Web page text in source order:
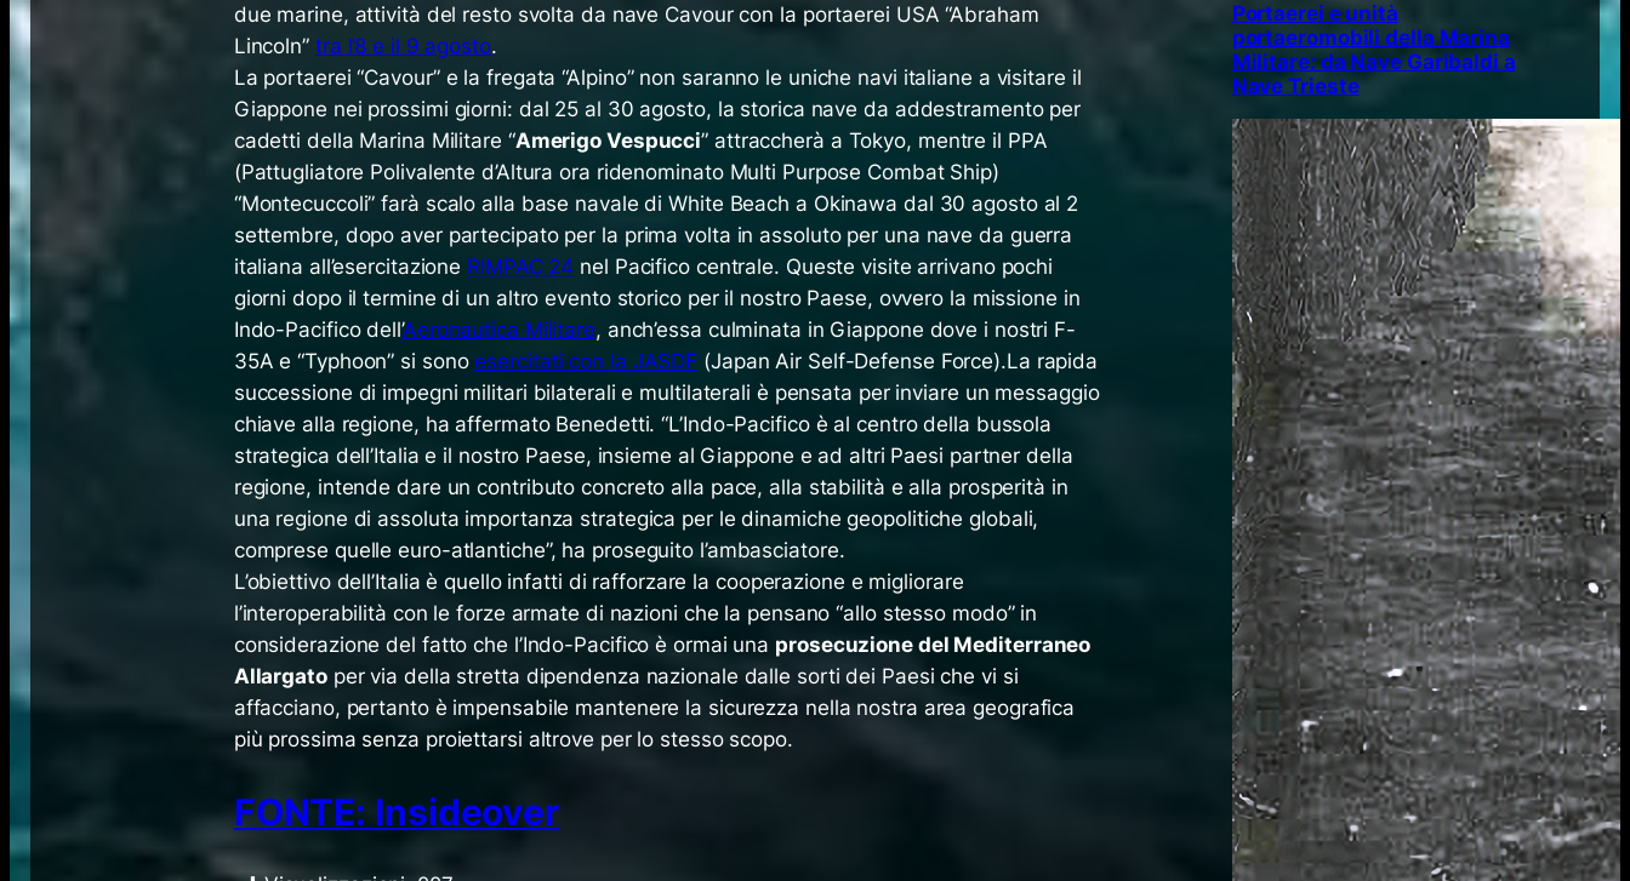
due marine, attività del resto svolta da nave Cavour con la portaerei USA “Abraham
Lincoln” tra l’8 e il 9 agosto.
La portaerei “Cavour” e la fregata “Alpino” non saranno le uniche navi italiane a visitare il
Giappone nei prossimi giorni: dal 25 al 30 agosto, la storica nave da addestramento per
cadetti della Marina Militare “Amerigo Vespucci” attraccherà a Tokyo, mentre il PPA
(Pattugliatore Polivalente d’Altura ora ridenominato Multi Purpose Combat Ship)
“Montecuccoli” farà scalo alla base navale di White Beach a Okinawa dal 30 agosto al 2
settembre, dopo aver partecipato per la prima volta in assoluto per una nave da guerra
italiana all’esercitazione RIMPAC 24 nel Pacifico centrale. Queste visite arrivano pochi
giorni dopo il termine di un altro evento storico per il nostro Paese, ovvero la missione in
Indo-Pacifico dell’Aeronautica Militare, anch’essa culminata in Giappone dove i nostri F-
35A e “Typhoon” si sono esercitati con la JASDF (Japan Air Self-Defense Force).La rapida
successione di impegni militari bilaterali e multilaterali è pensata per inviare un messaggio
chiave alla regione, ha affermato Benedetti. “L’Indo-Pacifico è al centro della bussola
strategica dell’Italia e il nostro Paese, insieme al Giappone e ad altri Paesi partner della
regione, intende dare un contributo concreto alla pace, alla stabilità e alla prosperità in
una regione di assoluta importanza strategica per le dinamiche geopolitiche globali,
comprese quelle euro-atlantiche”, ha proseguito l’ambasciatore.
L’obiettivo dell’Italia è quello infatti di rafforzare la cooperazione e migliorare
l’interoperabilità con le forze armate di nazioni che la pensano “allo stesso modo” in
considerazione del fatto che l’Indo-Pacifico è ormai una prosecuzione del Mediterraneo
Allargatoper via della stretta dipendenza nazionale dalle sorti dei Paesi che vi si
affacciano, pertanto è impensabile mantenere la sicurezza nella nostra area geografica
più prossima senza proiettarsi altrove per lo stesso scopo.
FONTE: Insideover
Portaerei e unità
portaeromobili della Marina
Militare: da Nave Garibaldi a
Nave Trieste